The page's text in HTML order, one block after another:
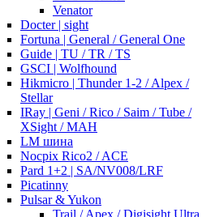
Venator
Docter | sight
Fortuna | General / General One
Guide | TU / TR / TS
GSCI | Wolfhound
Hikmicro | Thunder 1-2 / Alpex /
Stellar
IRay | Geni / Rico / Saim / Tube /
XSight / MAH
LM шина
Nocpix Rico2 / ACE
Pard 1+2 | SA/NV008/LRF
Picatinny
Pulsar & Yukon
Trail / Apex / Digisight Ultra